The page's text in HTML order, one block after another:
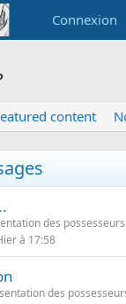
Connexion
content
des
à 17:58
des